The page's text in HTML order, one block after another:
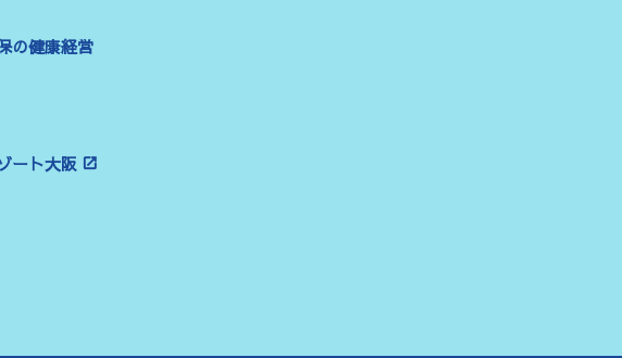
の健康経営
ート大阪